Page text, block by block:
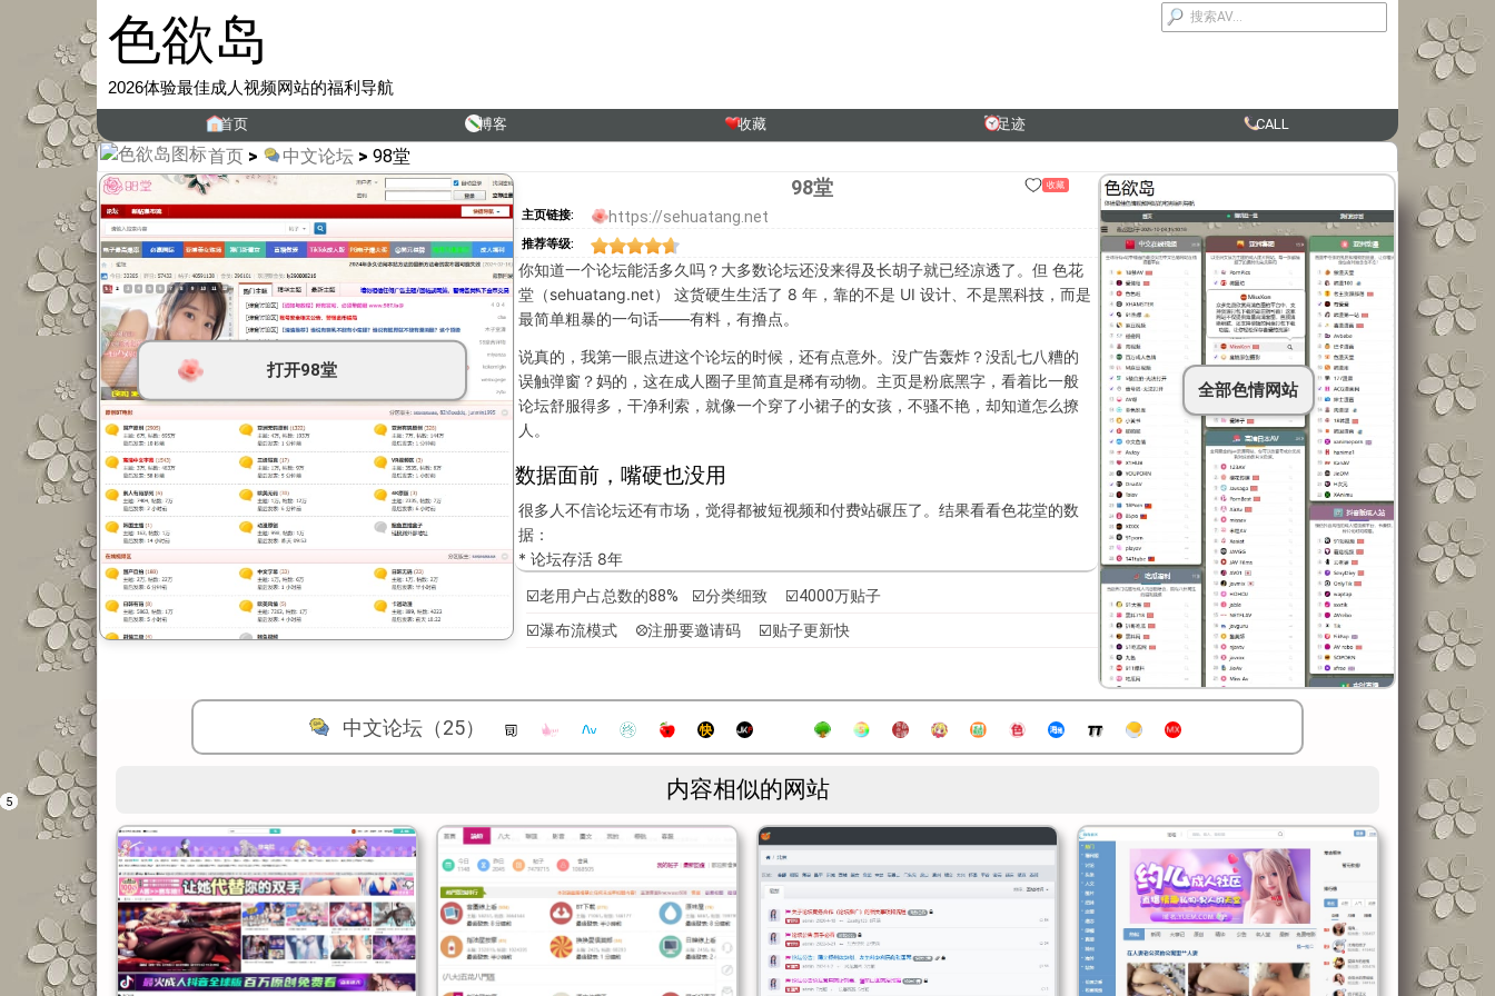
色欲岛
2026体验最佳成人视频网站的福利导航
首页 博客 收藏 足迹 CALL
首页 > 中文论坛 > 98堂
打开98堂
98堂 收藏
主页链接: https://sehuatang.net
推荐等级:
你知道一个论坛能活多久吗？大多数论坛还没来得及长胡子就已经凉透了。但 色花
堂（sehuatang.net） 这货硬生生活了 8 年，靠的不是 UI 设计、不是黑科技，而是
最简单粗暴的一句话——有料，有撸点。
说真的，我第一眼点进这个论坛的时候，还有点意外。没广告轰炸？没乱七八糟的
误触弹窗？妈的，这在成人圈子里简直是稀有动物。主页是粉底黑字，看着比一般
论坛舒服得多，干净利索，就像一个穿了小裙子的女孩，不骚不艳，却知道怎么撩
人。
数据面前，嘴硬也没用
很多人不信论坛还有市场，觉得都被短视频和付费站碾压了。结果看看色花堂的数
据：
* 论坛存活 8年
* 注册会员 29.6万
* 每月访问量 300万，其中 88%是老用户
31589，昨日发帖 57432。妈的，我看着这些数字就替楼主们的手指关节疼。难怪
有些人说这论坛不是色花堂，是“码农堂”。
板块多到眼花，帖子多到手软
一样。
* 综合讨论区，居然有 1313万贴子，活脱脱成了黄色知乎。
* 国产原创区，积累了 695万贴子，基本可以看出国人撸友的创作力已经快赶超日
本同行了。
更骚的是，这些帖子里并不全是资源。很多时候你点进去发现——哟？居然有人写
自己猎艳人妻的经过，还有人纯粹分享女优照片，甚至单独写点“观影体验”。有的帖
子看得你热血沸腾，有的看得你怀疑人生。你以为这是个 无码资源站，结果偶尔变
☑️老用户占总数的88% ☑️分类细致 ☑️4000万贴子
☑️瀑布流模式 ⛒注册要邀请码 ☑️贴子更新快
全部色情网站
中文论坛（25）
内容相似的网站